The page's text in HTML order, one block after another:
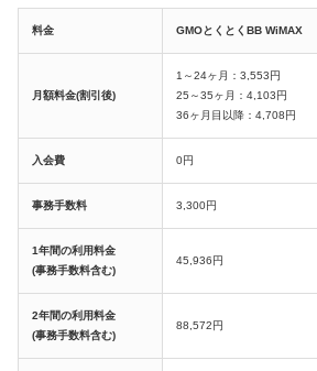
料金 GMOとくとくBB WiMAX
月額料金(割引後)
1～24ヶ月：3,553円
25～35ヶ月：4,103円
36ヶ月目以降：4,708円
入会費 0円
事務手数料 3,300円
1年間の利用料金
(事務手数料含む)
45,936円
2年間の利用料金
(事務手数料含む)
88,572円